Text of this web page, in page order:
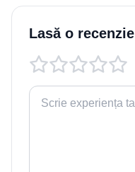
Lasă o recenzie